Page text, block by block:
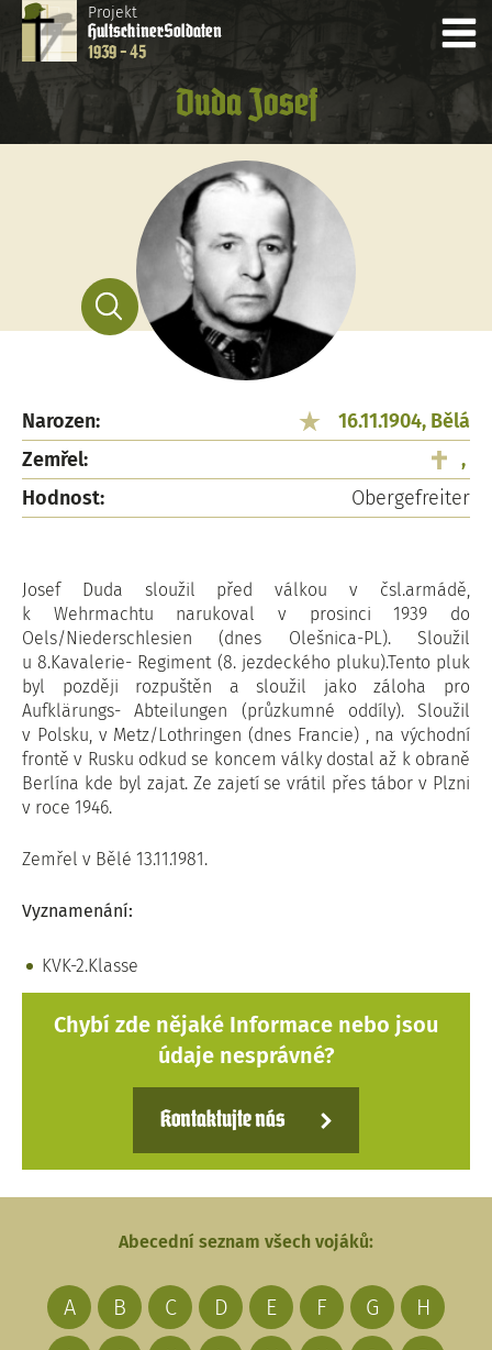
Projekt
HultschinerSoldaten
1939 - 45
Duda Josef
Narozen:
16.11.1904, Bělá
Zemřel:
,
Hodnost:
Obergefreiter
Josef Duda sloužil před válkou v čsl.armádě,
k Wehrmachtu narukoval v prosinci 1939 do
Oels/Niederschlesien (dnes Olešnica-PL). Sloužil
u 8.Kavalerie- Regiment (8. jezdeckého pluku).Tento pluk
byl později rozpuštěn a sloužil jako záloha pro
Aufklärungs- Abteilungen (průzkumné oddíly). Sloužil
v Polsku, v Metz/Lothringen (dnes Francie) , na východní
frontě v Rusku odkud se koncem války dostal až k obraně
Berlína kde byl zajat. Ze zajetí se vrátil přes tábor v Plzni
v roce 1946.
Zemřel v Bělé 13.11.1981.
Vyznamenání:
KVK-2.Klasse
Chybí zde nějaké Informace nebo jsou
údaje nesprávné?
Kontaktujte nás
Abecední seznam všech vojáků:
A B C D E F G
H